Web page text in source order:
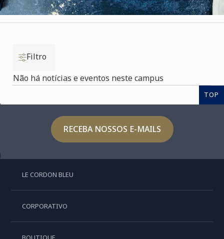
Filtro
Não há notícias e eventos neste campus
TOP
RECEBA NOSSOS E-MAILS
LE CORDON BLEU
CORPORATIVO